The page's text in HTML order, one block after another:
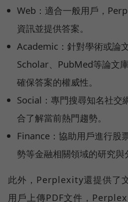
Web：適合一般用戶，
資訊並提供答案。
Academic：針對學術或論
Scholar、PubMed等論文
確保答案的權威性。
Social：專門搜尋知名社交
合了解當前熱門趨勢。
Finance：協助用戶進行股
勢等金融相關領域的研究與
此外，Perplexity還提供了
用戶上傳PDF文件，